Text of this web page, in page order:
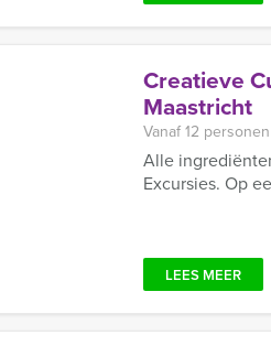
Creatieve
Maastricht
Vanaf 12
Alle
Excursies. Op
LEES MEER